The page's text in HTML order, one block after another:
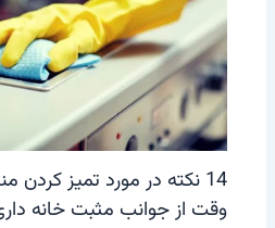
14 نکته در مورد تمیز
وقت از جوانب مثبت خانه